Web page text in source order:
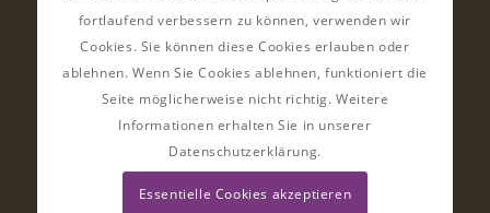
fortlaufend verbessern zu können, verwenden wir
Cookies. Sie können diese Cookies erlauben oder
ablehnen. Wenn Sie Cookies ablehnen, funktioniert die
Seite möglicherweise nicht richtig. Weitere
Informationen erhalten Sie in unserer
Datenschutzerklärung.
Essentielle Cookies akzeptieren